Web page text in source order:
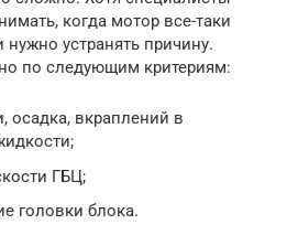
когда мотор все-таки
нужно устранять причину.
по следующим критериям:
осадка, вкраплений в
ГБЦ;
головки блока.